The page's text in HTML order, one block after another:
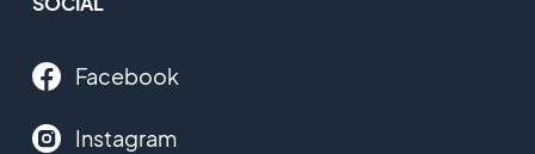
Facebook
Instagram